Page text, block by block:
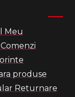
Meu
produse
Returnare